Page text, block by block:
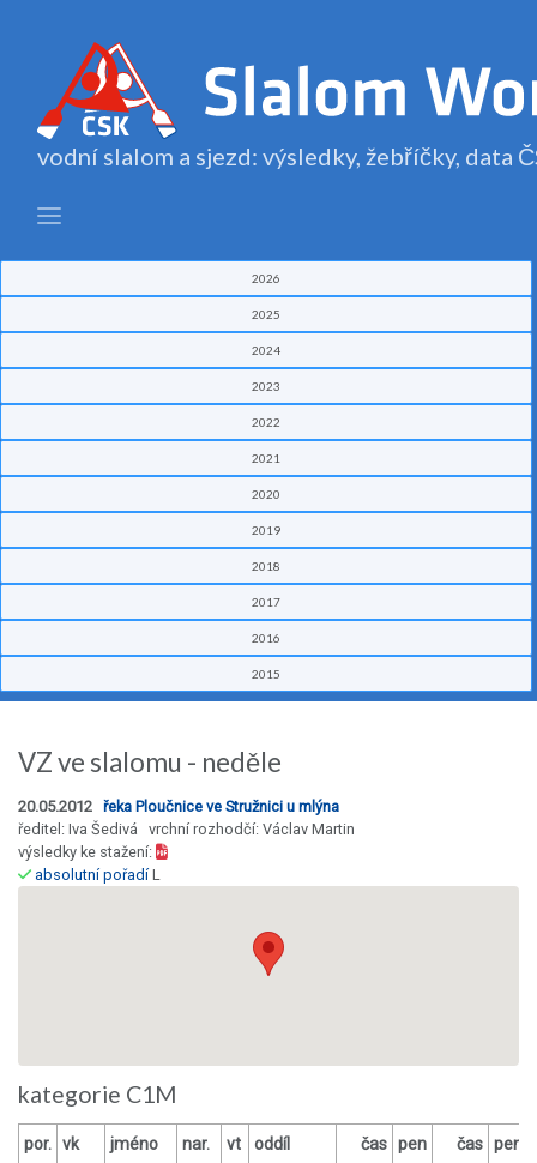
vodní slalom a sjezd: výsledky, žebříčky, data
2026
2025
2024
2023
2022
2021
2020
2019
2018
2017
2016
2015
VZ ve slalomu - neděle
20.05.2012 řeka Ploučnice ve Stružnici u mlýna
ředitel: Iva Šedivá vrchní rozhodčí: Václav Martin
výsledky ke stažení:
absolutní pořadíL
kategorie C1M
por. vk jméno nar. vt oddíl čas pen čas pen